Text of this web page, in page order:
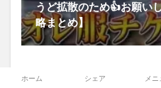
うど拡散のため👍お願い
略まとめ】
ホーム シェア メニ